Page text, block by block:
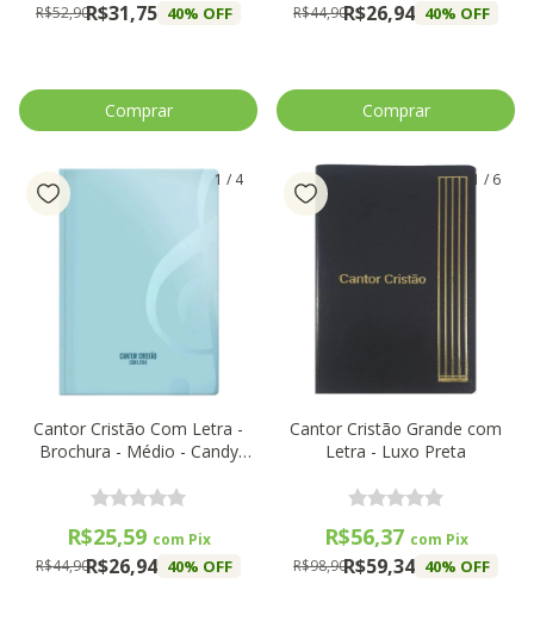
R$31,75
R$52,90 40% OFF R$26,94
R$44,90 40% OFF
1 / 4
Cantor Cristão Com Letra -
Brochura - Médio - Candy
R$26,94
R$44,90 40% OFF
R$25,59 com Pix
1 / 6
Cantor Cristão Grande com
Letra - Luxo Preta
R$59,34
R$98,90 40% OFF
R$56,37 com Pix